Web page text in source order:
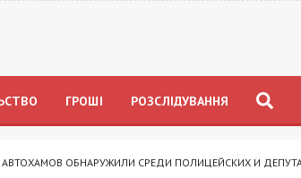
ГРОШІ РОЗСЛІДУВАННЯ
АВТОХАМОВ ОБНАРУЖИЛИ СРЕДИ ПОЛИЦЕЙСКИХ И